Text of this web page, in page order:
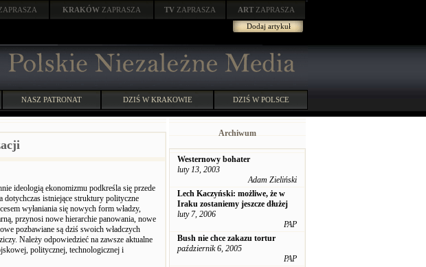
KRAKÓW ZAPRASZA TV ZAPRASZA ART ZAPRASZA
Dodaj artykuł
NASZ PATRONAT DZIŚ W KRAKOWIE DZIŚ W POLSCE
ideologią ekonomizmu podkreśla się przede
dotychczas istniejące struktury polityczne
wyłaniania się nowych form władzy,
przynosi nowe hierarchie panowania, nowe
pozbawiane są dziś swoich władczych
Należy odpowiedzieć na zawsze aktualne
politycznej, technologicznej i
Archiwum
Westernowy bohater
luty 13, 2003
Adam Zieliński
Lech Kaczyński: możliwe, że w
Iraku zostaniemy jeszcze dłużej
luty 7, 2006
PAP
Bush nie chce zakazu tortur
październik 6, 2005
PAP